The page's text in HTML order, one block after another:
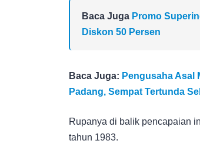
Baca Juga Promo
Diskon 50 Persen
Baca Juga: Pengusaha Asal
Padang, Sempat Tertunda
Rupanya di balik pencapaian
tahun 1983.